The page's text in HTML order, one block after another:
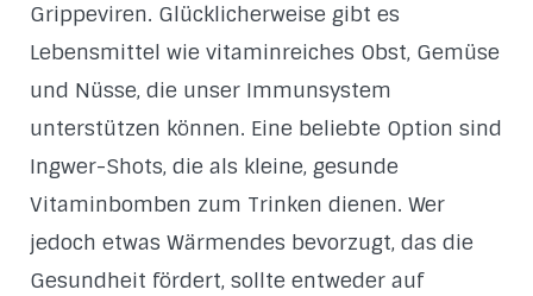
Grippeviren. Glücklicherweise gibt es
Lebensmittel wie vitaminreiches Obst, Gemüse
und Nüsse, die unser Immunsystem
unterstützen können. Eine beliebte Option sind
Ingwer-Shots, die als kleine, gesunde
Vitaminbomben zum Trinken dienen. Wer
jedoch etwas Wärmendes bevorzugt, das die
Gesundheit fördert, sollte entweder auf